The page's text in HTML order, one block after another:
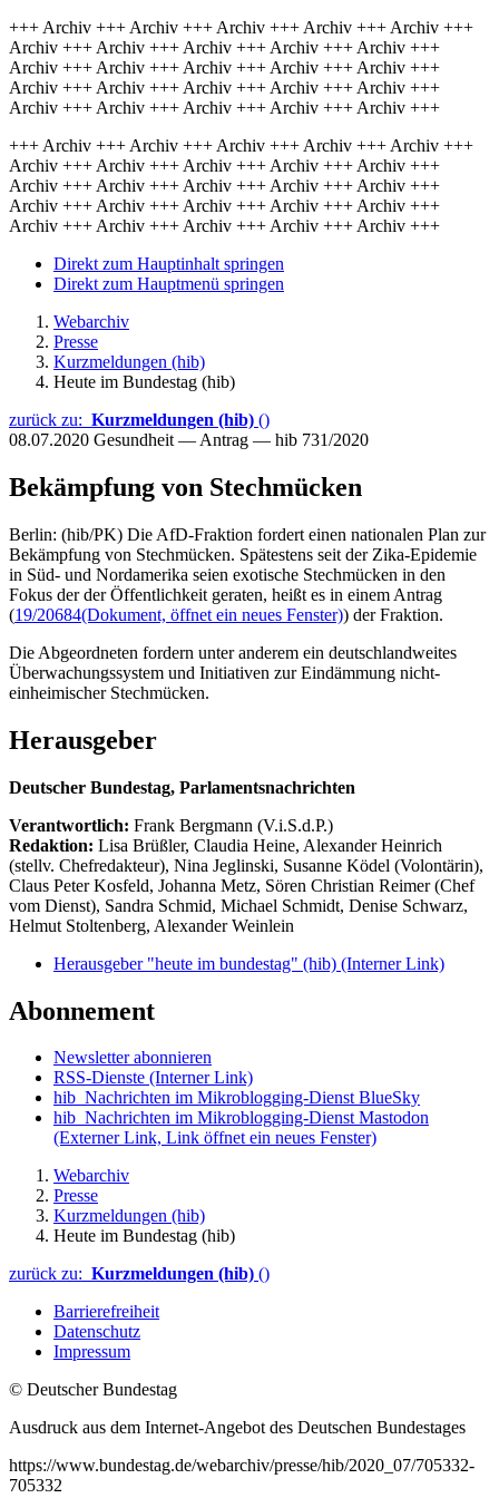
+++ Archiv +++ Archiv +++ Archiv +++ Archiv +++ Archiv +++
Archiv +++ Archiv +++ Archiv +++ Archiv +++ Archiv +++
Archiv +++ Archiv +++ Archiv +++ Archiv +++ Archiv +++
Archiv +++ Archiv +++ Archiv +++ Archiv +++ Archiv +++
Archiv +++ Archiv +++ Archiv +++ Archiv +++ Archiv +++
+++ Archiv +++ Archiv +++ Archiv +++ Archiv +++ Archiv +++
Archiv +++ Archiv +++ Archiv +++ Archiv +++ Archiv +++
Archiv +++ Archiv +++ Archiv +++ Archiv +++ Archiv +++
Archiv +++ Archiv +++ Archiv +++ Archiv +++ Archiv +++
Archiv +++ Archiv +++ Archiv +++ Archiv +++ Archiv +++
Direkt zum Hauptinhalt springen
Direkt zum Hauptmenü springen
Webarchiv
Presse
Kurzmeldungen (hib)
Heute im Bundestag (hib)
zurück zu: Kurzmeldungen (hib) ()
08.07.2020 Gesundheit — Antrag — hib 731/2020
Bekämpfung von Stechmücken
Berlin: (hib/PK) Die AfD-Fraktion fordert einen nationalen Plan zur
Bekämpfung von Stechmücken. Spätestens seit der Zika-Epidemie
in Süd- und Nordamerika seien exotische Stechmücken in den
Fokus der der Öffentlichkeit geraten, heißt es in einem Antrag
(19/20684(Dokument, öffnet ein neues Fenster)) der Fraktion.
Die Abgeordneten fordern unter anderem ein deutschlandweites
Überwachungssystem und Initiativen zur Eindämmung nicht-
einheimischer Stechmücken.
Herausgeber
Deutscher Bundestag, Parlamentsnachrichten
Verantwortlich: Frank Bergmann (V.i.S.d.P.)
Redaktion: Lisa Brüßler, Claudia Heine, Alexander Heinrich
(stellv. Chefredakteur), Nina Jeglinski, Susanne Ködel (Volontärin),
Claus Peter Kosfeld, Johanna Metz, Sören Christian Reimer (Chef
vom Dienst), Sandra Schmid, Michael Schmidt, Denise Schwarz,
Helmut Stoltenberg, Alexander Weinlein
Herausgeber "heute im bundestag" (hib) (Interner Link)
Abonnement
Newsletter abonnieren
RSS-Dienste (Interner Link)
hib_Nachrichten im Mikroblogging-Dienst BlueSky
hib_Nachrichten im Mikroblogging-Dienst Mastodon
(Externer Link, Link öffnet ein neues Fenster)
Webarchiv
Presse
Kurzmeldungen (hib)
Heute im Bundestag (hib)
zurück zu: Kurzmeldungen (hib) ()
Barrierefreiheit
Datenschutz
Impressum
© Deutscher Bundestag
Ausdruck aus dem Internet-Angebot des Deutschen Bundestages
https://www.bundestag.de/webarchiv/presse/hib/2020_07/705332-
705332